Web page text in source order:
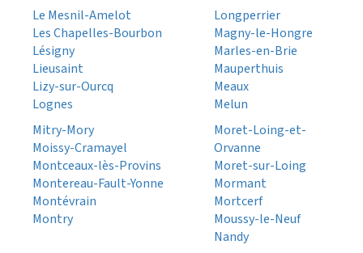
Le Mesnil-Amelot
Les Chapelles-Bourbon
Lésigny
Lieusaint
Lizy-sur-Ourcq
Lognes
Longperrier
Magny-le-Hongre
Marles-en-Brie
Mauperthuis
Meaux
Melun
Mitry-Mory
Moissy-Cramayel
Montceaux-lès-Provins
Montereau-Fault-Yonne
Montévrain
Montry
Moret-Loing-et-
Orvanne
Moret-sur-Loing
Mormant
Mortcerf
Moussy-le-Neuf
Nandy